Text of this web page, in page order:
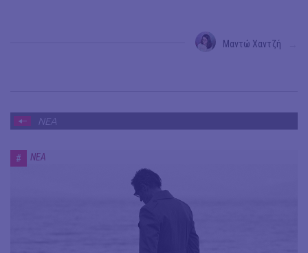
Μαντώ Χαντζή
ΝΕΑ
# ΝΕΑ